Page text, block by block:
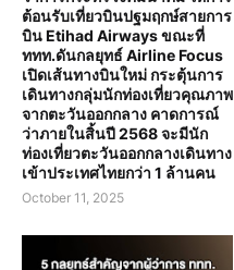
ต้อนรับเที่ยวบินปฐมฤกษ์สายการ
บิน Etihad Airways ขณะที่
ททท.ดันกลยุทธ์ Airline Focus
เปิดเส้นทางบินใหม่ กระตุ้นการ
เดินทางกลุ่มนักท่องเที่ยวคุณภาพ
จากตะวันออกกลาง คาดการณ์
ว่าภายในสิ้นปี 2568 จะมีนัก
ท่องเที่ยวตะวันออกกลางเดินทาง
เข้าประเทศไทยกว่า 1 ล้านคน
October 11, 2025